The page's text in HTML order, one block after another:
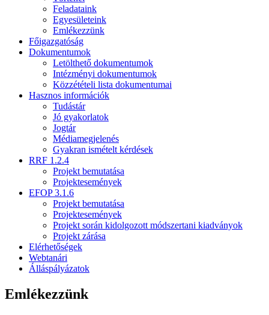
Feladataink
Egyesületeink
Emlékezzünk
Főigazgatóság
Dokumentumok
Letölthető dokumentumok
Intézményi dokumentumok
Közzétételi lista dokumentumai
Hasznos információk
Tudástár
Jó gyakorlatok
Jogtár
Médiamegjelenés
Gyakran ismételt kérdések
RRF 1.2.4
Projekt bemutatása
Projektesemények
EFOP 3.1.6
Projekt bemutatása
Projektesemények
Projekt során kidolgozott módszertani kiadványok
Projekt zárása
Elérhetőségek
Webtanári
Álláspályázatok
Emlékezzünk